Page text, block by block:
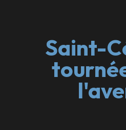
Saint-